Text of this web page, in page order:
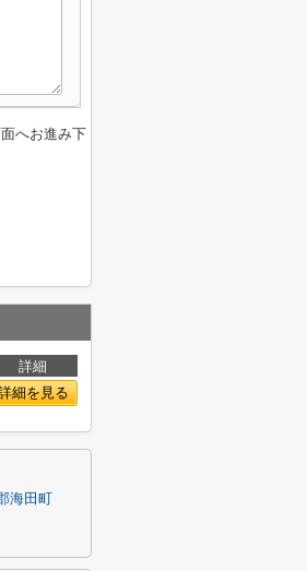
へお進み下
詳細
細を見る
海田町